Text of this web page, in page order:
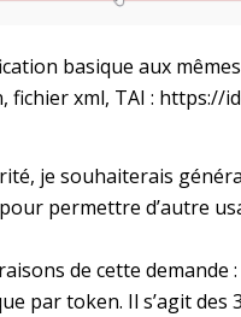
basique aux
fichier xml, TAI : https://
je souhaiterais
permettre d’autre
de cette demande :
par token. Il s’agit